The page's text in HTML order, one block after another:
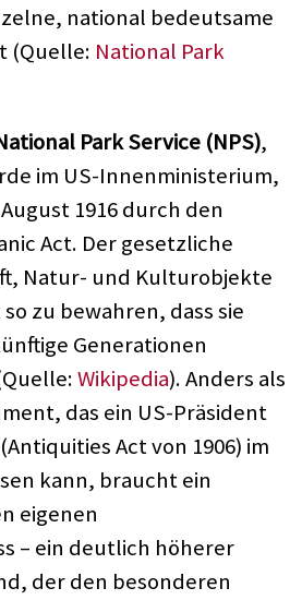
national bedeutsame
(Quelle: National Park
Park Service (NPS),
im US-Innenministerium,
1916 durch den
Act. Der gesetzliche
Natur- und Kulturobjekte
zu bewahren, dass sie
Generationen
Wikipedia). Anders als
das ein US-Präsident
Act von 1906) im
kann, braucht ein
eigenen
– ein deutlich höherer
der den besonderen